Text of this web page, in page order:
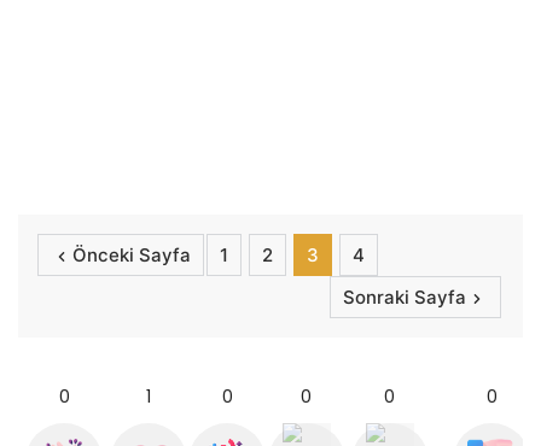
Önceki Sayfa 1 2 3
4
Sonraki Sayfa
0 1 0 0 0 0